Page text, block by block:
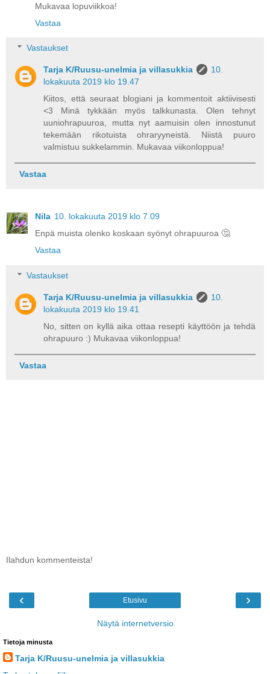
Mukavaa lopuviikkoa!
Vastaa
Vastaukset
Tarja K/Ruusu-unelmia ja villasukkia
10.
lokakuuta 2019 klo 19.47
Kiitos, että seuraat blogiani ja kommentoit aktiivisesti
<3 Minä tykkään myös talkkunasta. Olen tehnyt
uuniohrapuuroa, mutta nyt aamuisin olen innostunut
tekemään rikotuista ohraryyneistä. Niistä puuro
valmistuu sukkelammin. Mukavaa viikonloppua!
Vastaa
Nila 10. lokakuuta 2019 klo 7.09
Enpä muista olenko koskaan syönyt ohrapuuroa 🤔
Vastaa
Vastaukset
Tarja K/Ruusu-unelmia ja villasukkia
10.
lokakuuta 2019 klo 19.41
No, sitten on kyllä aika ottaa resepti käyttöön ja tehdä
ohrapuuro :) Mukavaa viikonloppua!
Vastaa
Ilahdun kommenteista!
‹ ›
Etusivu
Näytä internetversio
Tietoja minusta
Tarja K/Ruusu-unelmia ja villasukkia